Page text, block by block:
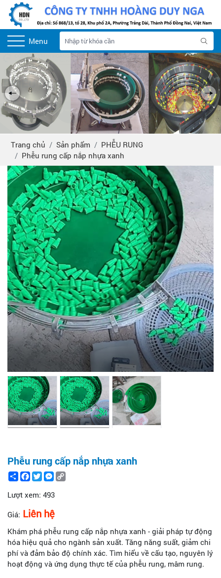
Menu
Trang chủ Sản phẩm
PHỄU RUNG
Phễu rung cấp nắp nhựa xanh
Phễu rung cấp nắp nhựa xanh
ShareFacebook
TwitterMessenger
Lượt xem: 493
Giá: Liên hệ
Khám phá phễu rung cấp nắp nhựa xanh - giải pháp tự động
hóa hiệu quả cho ngành sản xuất. Tăng năng suất, giảm chi
phí và đảm bảo độ chính xác. Tìm hiểu về cấu tạo, nguyên lý
hoạt động và ứng dụng thực tế của phễu rung, mâm rung.